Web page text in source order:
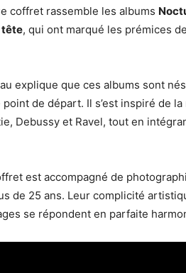
coffret rassemble les albums
tête, qui ont marqué les prémices
explique que ces albums sont
de départ. Il s’est inspiré de
Debussy et Ravel, tout en
est accompagné de
de 25 ans. Leur complicité
se répondent en parfaite